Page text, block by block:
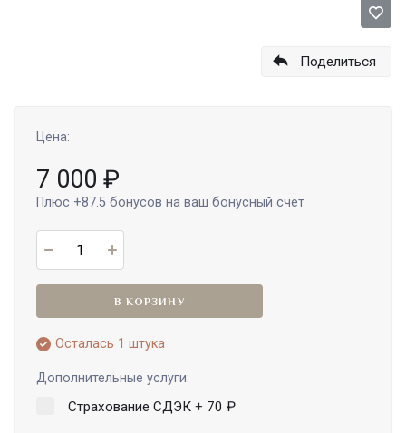
Поделиться
Цена:
7 000 ₽
Плюс +87.5 бонусов на ваш бонусный счет
В КОРЗИНУ
Осталась 1 штука
Дополнительные услуги:
Страхование СДЭК + 70 ₽